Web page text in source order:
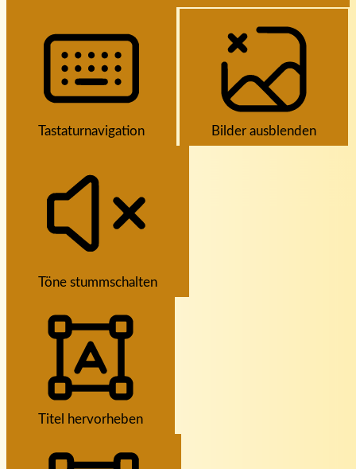
Tastaturnavigation Bilder ausblenden
Töne stummschalten
Titel hervorheben